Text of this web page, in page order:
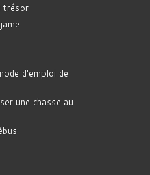
trésor
d'emploi de
une chasse au